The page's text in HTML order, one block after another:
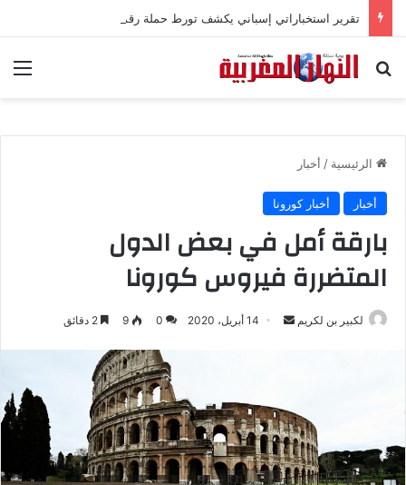
بحث عن
الرئيسية / أخبار
أخبار أخبار كورونا
بارقة أمل في بعض الدول
المتضررة فيروس كورونا
لكبير بن لكريم
ب
ر
ي
د
14 أبريل، 2020 0
9